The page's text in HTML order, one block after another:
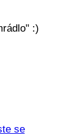
:)
se